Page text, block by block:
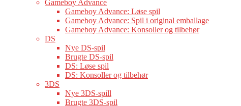
Gameboy Advance
Gameboy Advance: Løse spil
Gameboy Advance: Spil i original emballage
Gameboy Advance: Konsoller og tilbehør
DS
Nye DS-spil
Brugte DS-spil
DS: Løse spil
DS: Konsoller og tilbehør
3DS
Nye 3DS-spill
Brugte 3DS-spil